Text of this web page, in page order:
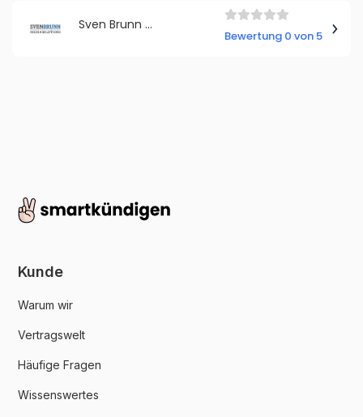
Sven Brunn Mediasolutions
Bewertung 0 von 5
Kunde
Warum wir
Vertragswelt
Häufige Fragen
Wissenswertes